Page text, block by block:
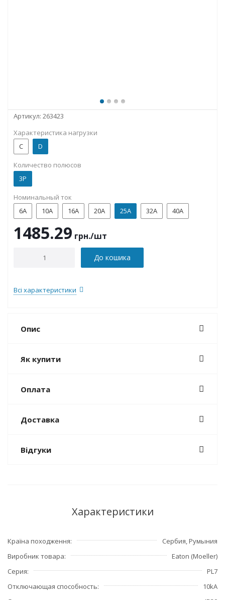
Артикул: 263423
Характеристика нагрузки
C
D
Количество полюсов
3P
Номинальный ток
6А
10А 16А 20А 25А 32А 40А
1485.29 грн./шт
До кошика
Всі характеристики
Опис
Як купити
Оплата
Доставка
Відгуки
Характеристики
Країна походження
Сербия, Румыния
Виробник товара
Eaton (Moeller)
Серия
PL7
Отключающая способность
10kA